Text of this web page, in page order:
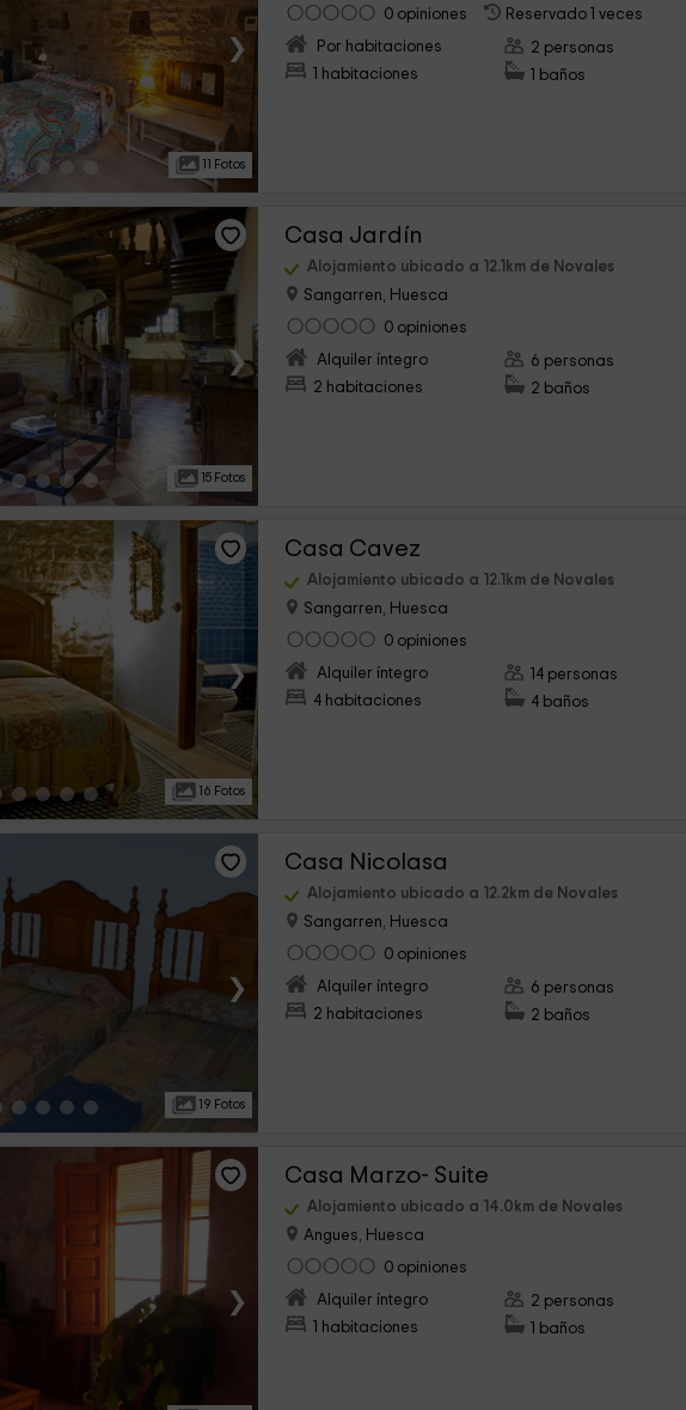
›
11 Fotos
0 opiniones
Reservado 1 veces
Por habitaciones
1 habitaciones
2 personas
1 baños
›
15 Fotos
Casa Jardín
Alojamiento ubicado a 12.1km de Novales
Sangarren, Huesca
0 opiniones
Alquiler íntegro
2 habitaciones
6 personas
2 baños
›
16 Fotos
Casa Cavez
Alojamiento ubicado a 12.1km de Novales
Sangarren, Huesca
0 opiniones
Alquiler íntegro
4 habitaciones
14 personas
4 baños
›
19 Fotos
Casa Nicolasa
Alojamiento ubicado a 12.2km de Novales
Sangarren, Huesca
0 opiniones
Alquiler íntegro
2 habitaciones
6 personas
2 baños
›
Casa Marzo- Suite
Alojamiento ubicado a 14.0km de Novales
Angues, Huesca
0 opiniones
Alquiler íntegro
1 habitaciones
2 personas
1 baños